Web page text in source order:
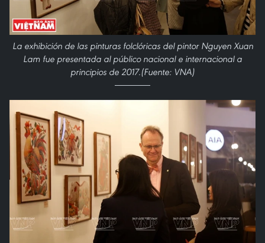
La exhibición de las pinturas folclóricas del pintor Nguyen Xuan
Lam fue presentada al público nacional e internacional a
principios de 2017.(Fuente: VNA)